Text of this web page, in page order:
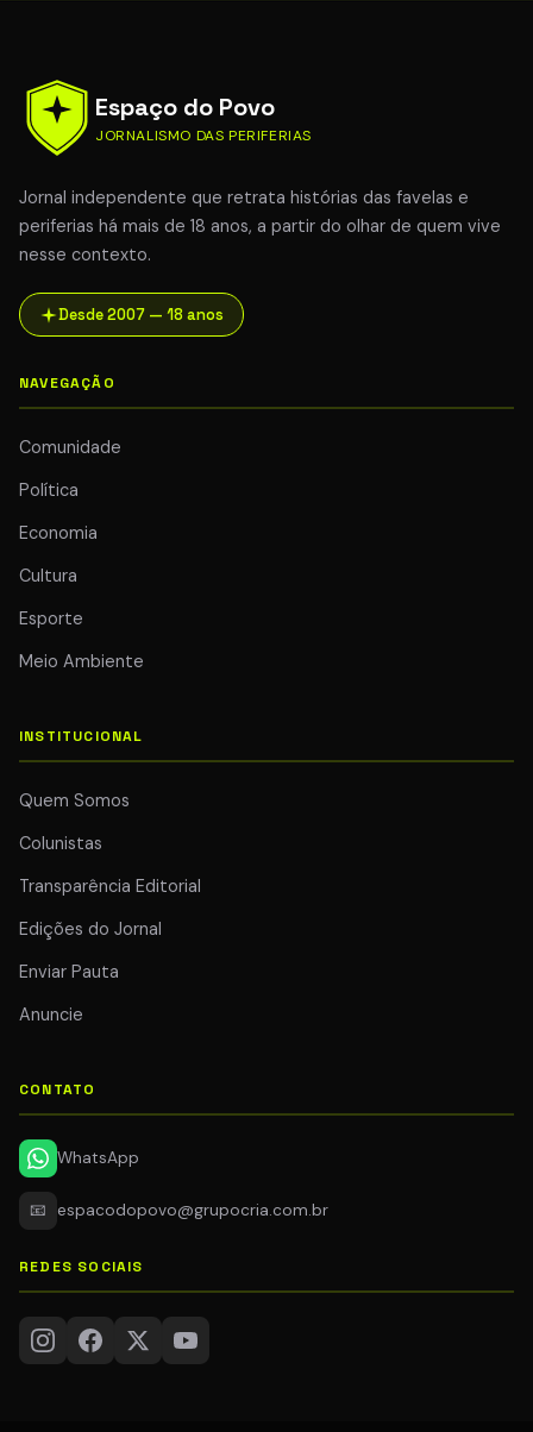
Espaço do Povo
JORNALISMO DAS PERIFERIAS
Jornal independente que retrata histórias das favelas e
periferias há mais de 18 anos, a partir do olhar de quem vive
nesse contexto.
Desde 2007 — 18 anos
NAVEGAÇÃO
Comunidade
Política
Economia
Cultura
Esporte
Meio Ambiente
INSTITUCIONAL
Quem Somos
Colunistas
Transparência Editorial
Edições do Jornal
Enviar Pauta
Anuncie
CONTATO
WhatsApp
📧 espacodopovo@grupocria.com.br
REDES SOCIAIS